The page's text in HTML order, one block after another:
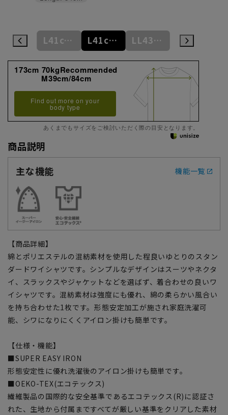
L41cm/84cm L41cm/86cm L41cm/88cm LL43cm/82cm
173cm 70kgRecommended
M39cm/84cm
Find out more on your
body type
あくまでもサイズをご検討いただく際の目安となります。
商品説明
主な機能
機能一覧
【商品詳細】
綿とポリエステルの混紡素材を使用した程良いゆとりのスタン
ダードワイシャツです。シンプルなデザインはスーツやネクタ
イ、スラックスやジャケットなどを選ばず、着合わせの良いワ
イシャツです。混紡素材は強度にも優れ、綿の柔らかい風合い
を持ち合わせた1枚です。形態安定加工が施され家庭洗濯可
能、シワになりにくくアイロン掛けも簡単です。
【仕様・機能】
■SUPER EASY IRON
形態安定性に優れ洗濯後のアイロン掛けも簡単です。
■OEKO-TEX(エコテックス)
繊維製品の国際的な安全基準であるエコテックス(R)に認証さ
れた、生地から付属まですべてが厳しい基準をクリアした素材